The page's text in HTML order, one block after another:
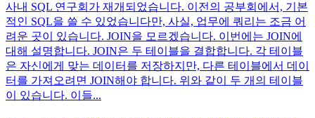
사내 SQL 연구회가 재개되었습니다. 이전의 공부회에서, 기본
적인 SQL을 쓸 수 있었습니다만, 사실, 업무에 쿼리는 조금 어
려운 곳이 있습니다. JOIN을 모르겠습니다. 이번에는 JOIN에
대해 설명합니다. JOIN은 두 테이블을 결합합니다. 각 테이블
은 자신에게 맞는 데이터를 저장하지만, 다른 테이블에서 데이
터를 가져오려면 JOIN해야 합니다. 위와 같이 두 개의 테이블
이 있습니다. 이들...